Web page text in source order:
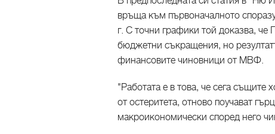
връща към първоначалното
г. С точни графики той доказва, че
бюджетни съкращения, но
финансовите чиновници от МВФ.
"Работата е в това, че сега същите
от остеритета, отново поучават
макроикономически според него